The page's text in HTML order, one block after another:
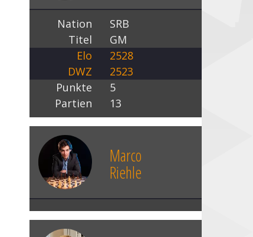
Nation
SRB
Titel
GM
Elo
2528
DWZ
2523
Punkte
5
Partien
13
Marco
Riehle